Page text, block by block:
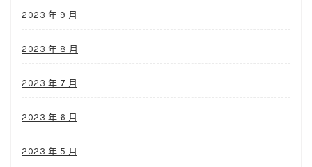
2023 年 9 月
2023 年 8 月
2023 年 7 月
2023 年 6 月
2023 年 5 月